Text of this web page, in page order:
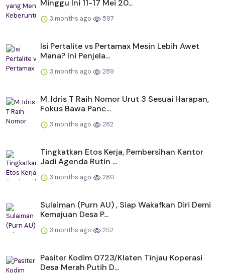
Minggu Ini 11-17 Mei 20...
3 months ago 597
Isi Pertalite vs Pertamax Mesin Lebih Awet
Mana? Ini Penjela...
3 months ago 289
M. Idris T Raih Nomor Urut 3 Sesuai Harapan,
Fokus Bawa Panc...
3 months ago 282
Tingkatkan Etos Kerja, Pembersihan Kantor
Jadi Agenda Rutin ...
3 months ago 280
Sulaiman (Purn AU) , Siap Wakafkan Diri Demi
Kemajuan Desa P...
3 months ago 252
Pasiter Kodim 0723/Klaten Tinjau Koperasi
Desa Merah Putih D...